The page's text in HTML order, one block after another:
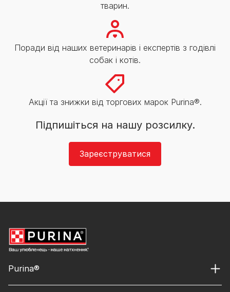
тварин.
Поради від наших ветеринарів і експертів з годівлі
собак і котів.
Акції та знижки від торгових марок Purina®.
Підпишіться на нашу розсилку.
Зареєструватися
Purina®